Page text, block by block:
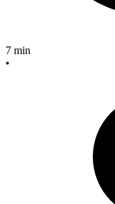
7 min
•